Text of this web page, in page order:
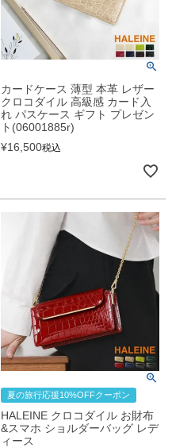
カードケース 薄型 本革 レザー
クロコダイル 高級感 カード入
れ パスケース ギフト プレゼン
ト(06001885r)
¥16,500税込
夏の旅行応援10%OFFクーポン
HALEINE クロコダイル お財布
&スマホ ショルダーバッグ レデ
ィース